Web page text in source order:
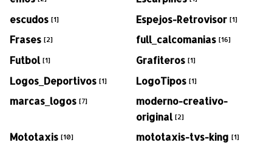
escudos [1] Espejos-Retrovisor [1]
Frases [2] full_calcomanias [16]
Futbol [1] Grafiteros [1]
Logos_Deportivos [1] LogoTipos [1]
marcas_logos [7]
moderno-creativo-
original [2]
Mototaxis [10] mototaxis-tvs-king [1]